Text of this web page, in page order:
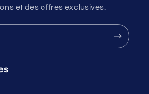
et des offres exclusives.